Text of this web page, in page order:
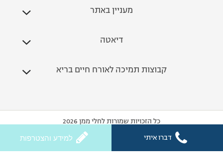
מעניין באתר
דיאטה
קבוצות תמיכה לאורח חיים בריא
כל הזכויות שמורות לחלי ממן 2026
דברו איתי
למידע והצטרפות